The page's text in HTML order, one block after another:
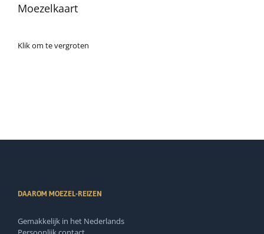
Moezelkaart
Klik om te vergroten
DAAROM MOEZEL-REIZEN
Gemakkelijk in het Nederlands